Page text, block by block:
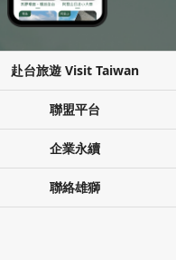
赴台旅遊 Visit Taiwan
聯盟平台
企業永續
聯絡雄獅